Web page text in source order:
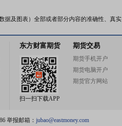
据及图表）全部或者部分内容的准确性、真实
东方财富期货
扫一扫下载APP
期货交易
期货手机开户
期货电脑开户
期货官方网站
举报邮箱： jubao@eastmoney.com